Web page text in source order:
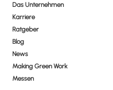
Das Unternehmen
Karriere
Ratgeber
Blog
News
Making Green Work
Messen